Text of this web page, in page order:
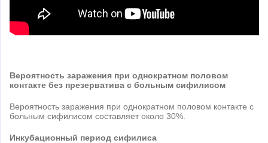
Вероятность заражения при однократном половом
контакте без презерватива с больным сифилисом
Вероятность заражения при однократном половом контакте с
больным сифилисом составляет около 30%.
Инкубационный период сифилиса